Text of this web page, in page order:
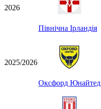
2026
Північна Ірландія
2025/2026
Оксфорд Юнайтед